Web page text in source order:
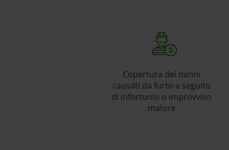
Copertura dei danni
causati da furto a seguito
di infortunio o improvviso
malore